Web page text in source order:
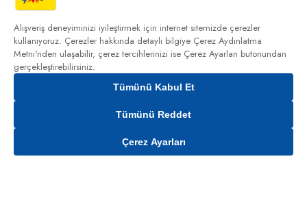
Gelince Haber Ver
Alışveriş deneyiminizi iyileştirmek için internet sitemizde çerezler
kullanıyoruz. Çerezler hakkında detaylı bilgiye Çerez Aydınlatma
Metni'nden ulaşabilir, çerez tercihlerinizi ise Çerez Ayarları butonundan
gerçekleştirebilirsiniz.
Tümünü Kabul Et
Tümünü Reddet
Çerez Ayarları